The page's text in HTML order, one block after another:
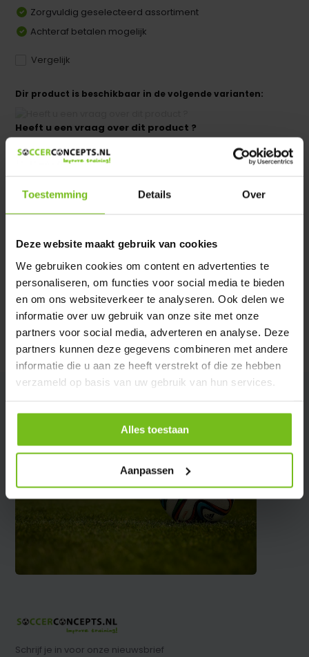
Toestemming Details Over
Deze website maakt gebruik van cookies
We gebruiken cookies om content en advertenties te
personaliseren, om functies voor social media te bieden
en om ons websiteverkeer te analyseren. Ook delen we
informatie over uw gebruik van onze site met onze
partners voor social media, adverteren en analyse. Deze
partners kunnen deze gegevens combineren met andere
informatie die u aan ze heeft verstrekt of die ze hebben
verzameld op basis van uw gebruik van hun services.
Alles toestaan
Aanpassen
Zorgvuldig geselecteerd assortiment
Achteraf betalen mogelijk
Vergelijk
Dir product is beschikbaar in de volgende varianten:
Heeft u een vraag over dit product ?
We helpen u graag met meer informatie
Productomschrijving
Specificaties
Reviews
Delen
Schrijf je in voor onze nieuwsbrief